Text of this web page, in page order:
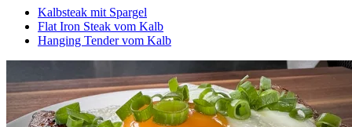
Kalbsteak mit Spargel
Flat Iron Steak vom Kalb
Hanging Tender vom Kalb